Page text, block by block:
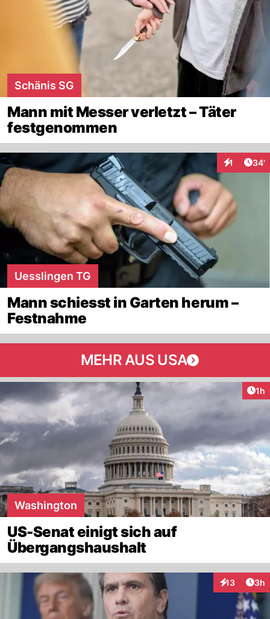
Schänis SG
Mann mit Messer verletzt – Täter
festgenommen
1 34'
Uesslingen TG
Mann schiesst in Garten herum –
Festnahme
MEHR AUS USA
1h
Washington
US-Senat einigt sich auf
Übergangshaushalt
13
Interaktionen
3h